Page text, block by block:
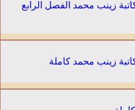
زينب محمد الفصل الرابع
زينب محمد كاملة